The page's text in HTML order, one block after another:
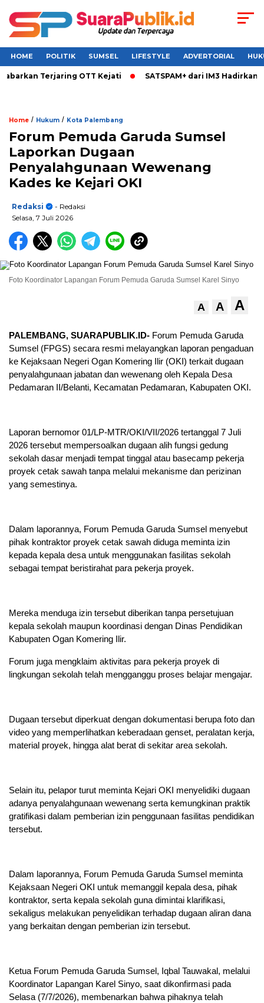
HOME POLITIK SUMSEL LIFESTYLE ADVERTORIAL
Terjaring OTT Kejati SATSPAM+ dari IM3 Hadirkan
Home / Hukum / Kota Palembang
Forum Pemuda Garuda Sumsel
Laporkan Dugaan
Penyalahgunaan Wewenang
Kades ke Kejari OKI
Redaksi
- Redaksi
Selasa, 7 Juli 2026
Foto Koordinator Lapangan Forum Pemuda Garuda Sumsel Karel Sinyo
A A A
PALEMBANG, SUARAPUBLIK.ID- Forum Pemuda Garuda
Sumsel (FPGS) secara resmi melayangkan laporan pengaduan
ke Kejaksaan Negeri Ogan Komering Ilir (OKI) terkait dugaan
penyalahgunaan jabatan dan wewenang oleh Kepala Desa
Pedamaran II/Belanti, Kecamatan Pedamaran, Kabupaten OKI.
Laporan bernomor 01/LP-MTR/OKI/VII/2026 tertanggal 7 Juli
2026 tersebut mempersoalkan dugaan alih fungsi gedung
sekolah dasar menjadi tempat tinggal atau basecamp pekerja
proyek cetak sawah tanpa melalui mekanisme dan perizinan
yang semestinya.
Dalam laporannya, Forum Pemuda Garuda Sumsel menyebut
pihak kontraktor proyek cetak sawah diduga meminta izin
kepada kepala desa untuk menggunakan fasilitas sekolah
sebagai tempat beristirahat para pekerja proyek.
Mereka menduga izin tersebut diberikan tanpa persetujuan
kepala sekolah maupun koordinasi dengan Dinas Pendidikan
Kabupaten Ogan Komering Ilir.
Forum juga mengklaim aktivitas para pekerja proyek di
lingkungan sekolah telah mengganggu proses belajar mengajar.
Dugaan tersebut diperkuat dengan dokumentasi berupa foto dan
video yang memperlihatkan keberadaan genset, peralatan kerja,
material proyek, hingga alat berat di sekitar area sekolah.
Selain itu, pelapor turut meminta Kejari OKI menyelidiki dugaan
adanya penyalahgunaan wewenang serta kemungkinan praktik
gratifikasi dalam pemberian izin penggunaan fasilitas pendidikan
tersebut.
Dalam laporannya, Forum Pemuda Garuda Sumsel meminta
Kejaksaan Negeri OKI untuk memanggil kepala desa, pihak
kontraktor, serta kepala sekolah guna dimintai klarifikasi,
sekaligus melakukan penyelidikan terhadap dugaan aliran dana
yang berkaitan dengan pemberian izin tersebut.
Ketua Forum Pemuda Garuda Sumsel, Iqbal Tauwakal, melalui
Koordinator Lapangan Karel Sinyo, saat dikonfirmasi pada
Selasa (7/7/2026), membenarkan bahwa pihaknya telah